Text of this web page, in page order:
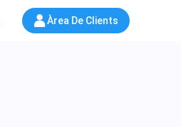
Àrea De Clients